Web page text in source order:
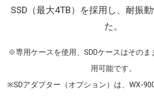
SSD（最⼤4TB）を採⽤し、耐振
た。
※専⽤ケースを使⽤、SDDケースはそのま
⽤可能です。
※SDアダプター（オプション）は、WX-